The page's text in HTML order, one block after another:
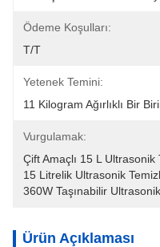
Ödeme Koşulları:
T/T
Yetenek Temini:
11 Kilogram Ağırlıklı Bir
Vurgulamak:
Çift Amaçlı 15 L Ultrasonik
15 Litrelik Ultrasonik
360W Taşınabilir
Ürün Açıklaması